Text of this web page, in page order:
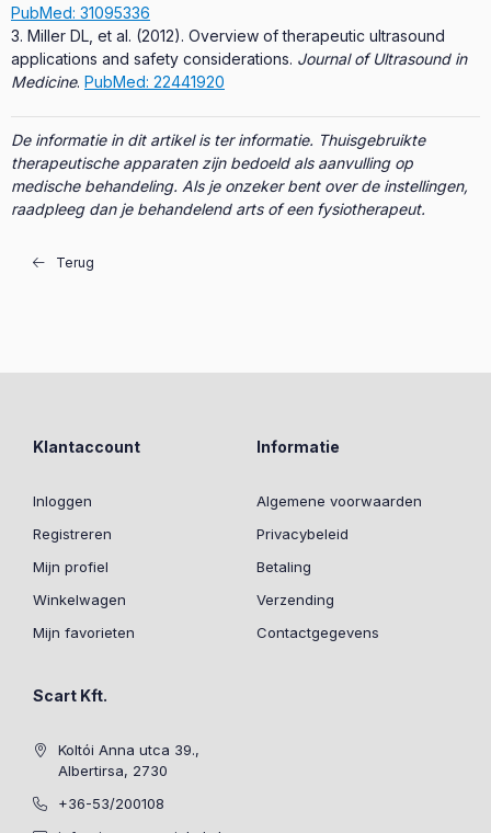
PubMed: 31095336
Miller DL, et al. (2012). Overview of therapeutic ultrasound
applications and safety considerations. Journal of Ultrasound in
Medicine. PubMed: 22441920
De informatie in dit artikel is ter informatie. Thuisgebruikte
therapeutische apparaten zijn bedoeld als aanvulling op
medische behandeling. Als je onzeker bent over de instellingen,
raadpleeg dan je behandelend arts of een fysiotherapeut.
Terug
Klantaccount
Inloggen
Registreren
Mijn profiel
Winkelwagen
Mijn favorieten
Informatie
Algemene voorwaarden
Privacybeleid
Betaling
Verzending
Contactgegevens
Scart Kft.
Koltói Anna utca 39.,
Albertirsa, 2730
+36-53/200108